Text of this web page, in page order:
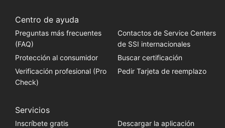
Centro de ayuda
Preguntas más frecuentes
(FAQ)
Contactos de Service Centers
de SSI internacionales
Protección al consumidor
Buscar certificación
Verificación profesional (Pro
Check)
Pedir Tarjeta de reemplazo
Servicios
Inscríbete gratis
Descargar la aplicación